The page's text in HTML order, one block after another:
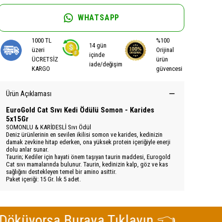
WHATSAPP
1000 TL
üzeri
ÜCRETSİZ
KARGO
14 gün
içinde
iade/değişim
%100
Orijinal
ürün
güvencesi
Ürün Açıklaması
EuroGold Cat Sıvı Kedi Ödülü Somon - Karides
5x15Gr
SOMONLU & KARİDESLİ Sıvı Ödül
Deniz ürünlerinin en sevilen ikilisi somon ve karides, kedinizin
damak zevkine hitap ederken, ona yüksek protein içeriğiyle enerji
dolu anlar sunar.
Taurin; Kediler için hayati önem taşıyan taurin maddesi, Eurogold
Cat sıvı mamalarında bulunur. Taurin, kedinizin kalp, göz ve kas
sağlığını destekleyen temel bir amino asittir.
Paket içeriği: 15 Gr. lık 5 adet.